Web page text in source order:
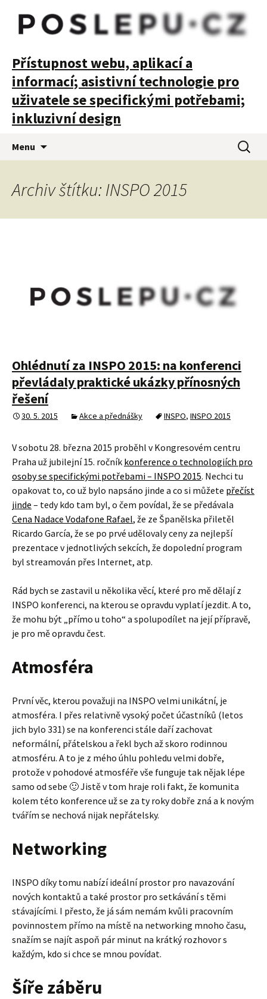
POSLEPU
Přístupnost webu, aplikací a
informací; asistivní technologie pro
uživatele se specifickými potřebami;
inkluzivní design
Menu
webu
Archiv štítku: INSPO 2015
Ohlédnutí za INSPO 2015: na konferenci
převládaly praktické ukázky přínosných
řešení
30. 5. 2015 Akce a přednášky INSPO, INSPO 2015
V sobotu 28. března 2015 proběhl v Kongresovém centru
Praha už jubilejní 15. ročník konference o technologiích pro
osoby se specifickými potřebami – INSPO 2015. Nechci tu
opakovat to, co už bylo napsáno jinde a co si můžete přečíst
jinde – tedy kdo tam byl, o čem povídal, že se předávala
Cena Nadace Vodafone Rafael, že ze Španělska přiletěl
Ricardo García, že se po prvé udělovaly ceny za nejlepší
prezentace v jednotlivých sekcích, že dopolední program
byl streamován přes Internet, atp.
Rád bych se zastavil u několika věcí, které pro mě dělají z
INSPO konferenci, na kterou se opravdu vyplatí jezdit. A to,
že mohu být „přímo u toho“ a spolupodílet na její přípravě,
je pro mě opravdu čest.
Atmosféra
První věc, kterou považuji na INSPO velmi unikátní, je
atmosféra. I přes relativně vysoký počet účastníků (letos
jich bylo 331) se na konferenci stále daří zachovat
neformální, přátelskou a řekl bych až skoro rodinnou
atmosféru. A to je z mého úhlu pohledu velmi dobře,
protože v pohodové atmosféře vše funguje tak nějak lépe
samo od sebe 🙂 Jistě v tom hraje roli fakt, že komunita
kolem této konference už se za ty roky dobře zná a k novým
tvářím se nechová nijak nepřátelsky.
Networking
INSPO díky tomu nabízí ideální prostor pro navazování
nových kontaktů a také prostor pro setkávání s těmi
stávajícími. I přesto, že já sám nemám kvůli pracovním
povinnostem přímo na místě na networking mnoho času,
snažím se najít aspoň pár minut na krátký rozhovor s
každým, kdo si chce se mnou povídat.
Šíře záběru